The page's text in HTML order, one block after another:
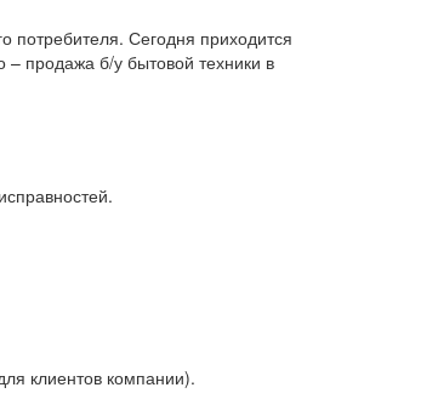
потребителя. Сегодня приходится
продажа б/у бытовой техники в
клиентов компании).